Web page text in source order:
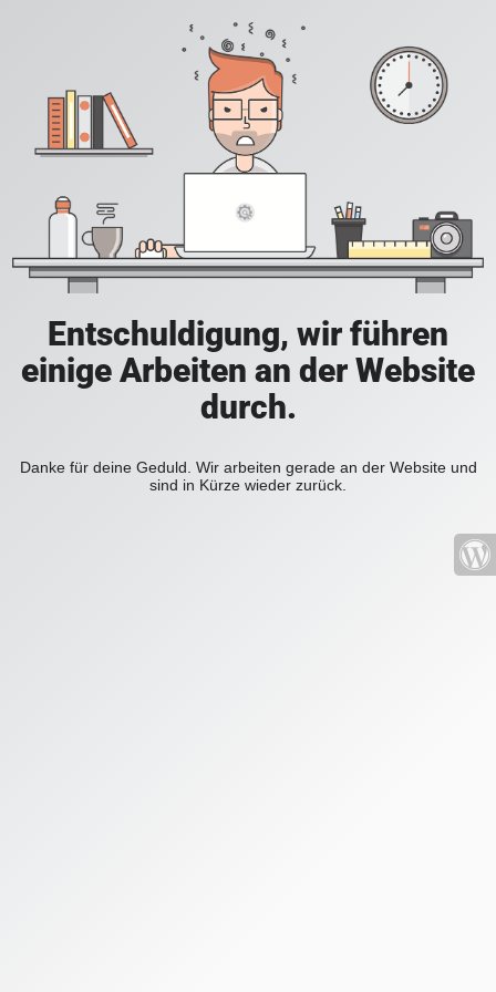
Entschuldigung, wir führen
einige Arbeiten an der Website
durch.
Danke für deine Geduld. Wir arbeiten gerade an der Website und
sind in Kürze wieder zurück.